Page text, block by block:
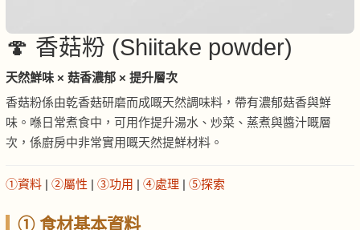
🍄 香菇粉 (Shiitake powder)
天然鮮味 × 菇香濃郁 × 提升層次
香菇粉係由乾香菇研磨而成嘅天然調味料，帶有濃郁菇香與鮮
味。喺日常煮食中，可用作提升湯水、炒菜、蒸煮與醬汁嘅層
次，係廚房中非常實用嘅天然提鮮材料。
①資料 | ②屬性 | ③功用 | ④處理 | ⑤探索
① 食材基本資料